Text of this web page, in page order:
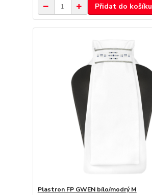
Přidat do košíku
Plastron FP GWEN bílo/modrý M